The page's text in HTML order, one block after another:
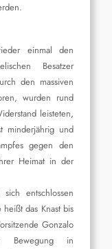
einmal den
Besatzer
den massiven
wurden rund
leisteten,
minderjährig und
gegen den
Heimat in der
entschlossen
das Knast bis
Gonzalo
Bewegung in